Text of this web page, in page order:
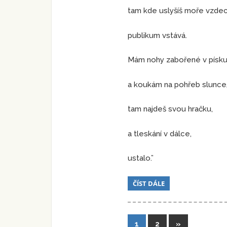
tam kde uslyšíš moře
publikum vstává.
Mám nohy zabořené v
a koukám na pohřeb slunce,
tam najdeš svou hračku,
a tleskání v dálce,
ustalo.”
ČÍST DÁLE
Stránkování
1 2
Další
»